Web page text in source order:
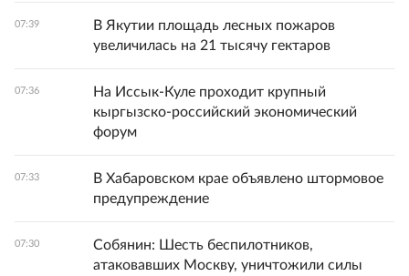
07:39
В Якутии площадь лесных пожаров
увеличилась на 21 тысячу гектаров
07:36
На Иссык-Куле проходит крупный
кыргызско-российский экономический
форум
07:33
В Хабаровском крае объявлено штормовое
предупреждение
07:30
Собянин: Шесть беспилотников,
атаковавших Москву, уничтожили силы